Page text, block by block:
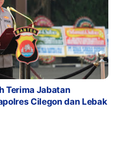
Terima Jabatan
Cilegon dan Lebak